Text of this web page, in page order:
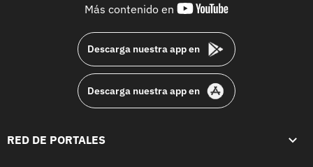
Más contenido en
youtube-
Descarga nuestra app en
Descarga nuestra app en
RED DE PORTALES